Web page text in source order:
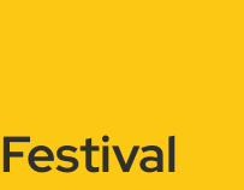
Festival